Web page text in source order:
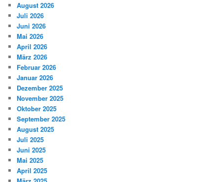
August 2026
Juli 2026
Juni 2026
Mai 2026
April 2026
März 2026
Februar 2026
Januar 2026
Dezember 2025
November 2025
Oktober 2025
September 2025
August 2025
Juli 2025
Juni 2025
Mai 2025
April 2025